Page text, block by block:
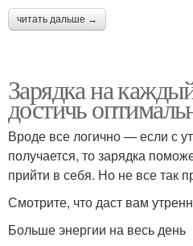
читать дальше →
Зарядка на
достичь
Вроде все логично — если с
получается, то зарядка
прийти в себя. Но не все так
Смотрите, что даст вам
Больше энергии на весь день